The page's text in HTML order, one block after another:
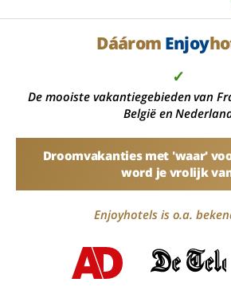
Dáárom Enjoy
✓
De mooiste vakantiegebieden van
België en
Droomvakanties met 'waar'
word je vrolijk
Enjoyhotels is o.a.